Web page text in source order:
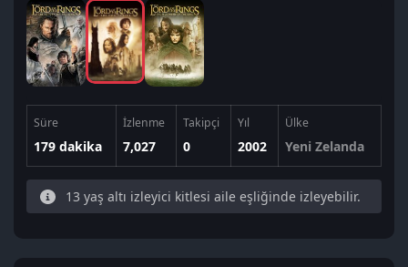
Süre
179 dakika
İzlenme
7,027
Takipçi
0
Yıl
2002
Ülke
Yeni Zelanda
13 yaş altı izleyici kitlesi aile eşliğinde izleyebilir.